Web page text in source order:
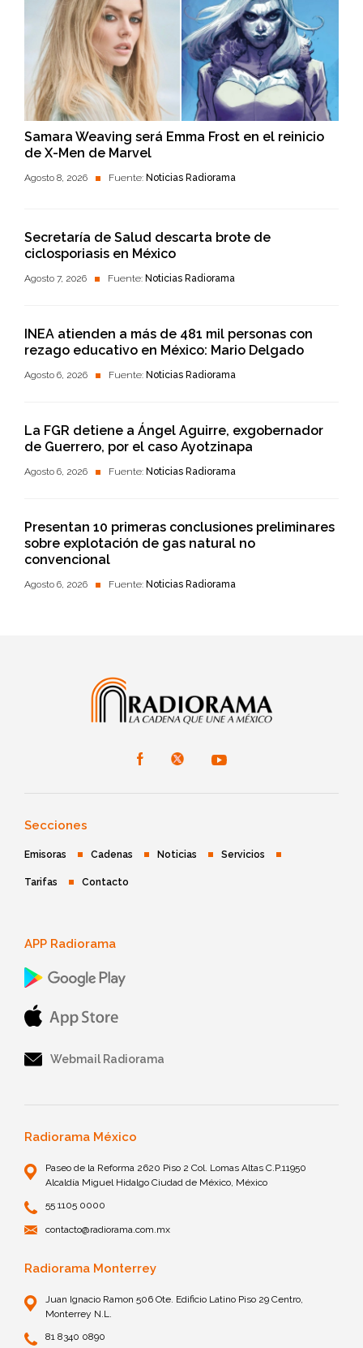
Samara Weaving será Emma Frost en el reinicio
de X-Men de Marvel
Agosto 8, 2026 Fuente: Noticias Radiorama
Secretaría de Salud descarta brote de
ciclosporiasis en México
Agosto 7, 2026 Fuente: Noticias Radiorama
INEA atienden a más de 481 mil personas con
rezago educativo en México: Mario Delgado
Agosto 6, 2026 Fuente: Noticias Radiorama
La FGR detiene a Ángel Aguirre, exgobernador
de Guerrero, por el caso Ayotzinapa
Agosto 6, 2026 Fuente: Noticias Radiorama
Presentan 10 primeras conclusiones preliminares
sobre explotación de gas natural no
convencional
Agosto 6, 2026 Fuente: Noticias Radiorama
Secciones
Emisoras Cadenas Noticias Servicios
Tarifas Contacto
APP Radiorama
Webmail Radiorama
Radiorama México
Paseo de la Reforma 2620 Piso 2 Col. Lomas Altas C.P.11950
Alcaldía Miguel Hidalgo Ciudad de México, México
55 1105 0000
contacto@radiorama.com.mx
Radiorama Monterrey
Juan Ignacio Ramon 506 Ote. Edificio Latino Piso 29 Centro,
Monterrey N.L.
81 8340 0890